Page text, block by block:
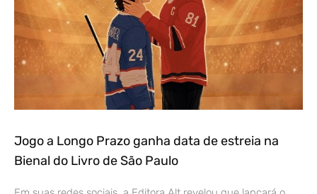
Jogo a Longo Prazo ganha data de estreia na
Bienal do Livro de São Paulo